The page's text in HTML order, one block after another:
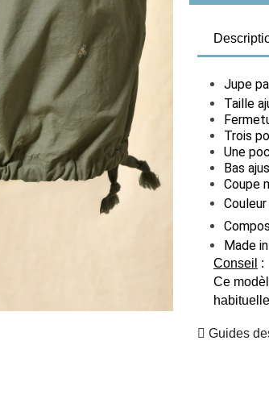
Jupe
Taille
Trois
Une
Bas
Coupe
Couleur
Made
Conseil :
Ce
Guides